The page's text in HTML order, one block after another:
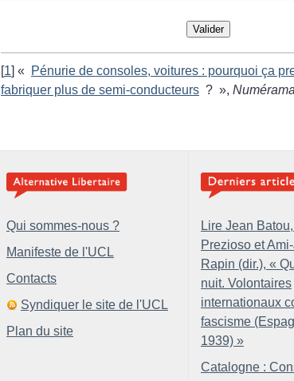
Valider
[1] «
Pénurie de consoles, voitures : pourquoi ça
fabriquer plus de semi-conducteurs ? », Numérama
Qui sommes-nous ?
Manifeste de l'UCL
Contacts
Syndiquer le site de l'UCL
Plan du site
Lire Jean
Prezioso et
Rapin (dir.), «
nuit. Volontaires
internationaux
fascisme
1939) »
Catalogne :